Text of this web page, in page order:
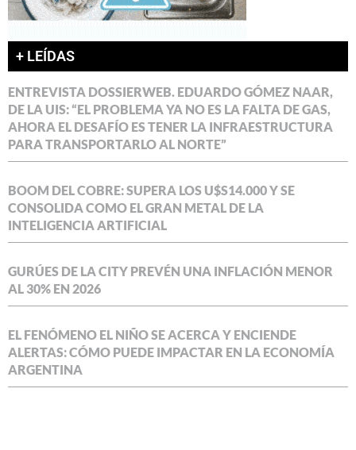
+ LEÍDAS
ENTREVISTA DOSSIERWEB. EDUARDO GÓMEZ NAAR,
DE LA UIS: “EL PROBLEMA YA NO ES LA FALTA DE GAS,
AHORA EL DESAFÍO ES TENER LA INFRAESTRUCTURA
PARA TRANSPORTARLO AL NORTE”
BOOM DEL COBRE: SUPERA LOS U$S14.000 Y SE
CONSOLIDA COMO EL GRAN METAL DE LA
INTELIGENCIA ARTIFICIAL
GURÚES DE LA CITY PREVÉN UNA INFLACIÓN MENOR
AL 30% EN 2026
EL FENÓMENO EL NIÑO SE ACERCA Y ENCIENDE
ALERTAS: CÓMO PUEDE IMPACTAR EN LA ECONOMÍA
ARGENTINA